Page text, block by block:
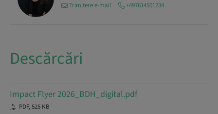
Trimitere e-mail +497614501234
Descărcări
Impact Flyer 2026_BDH_digital.pdf
PDF, 525 KB